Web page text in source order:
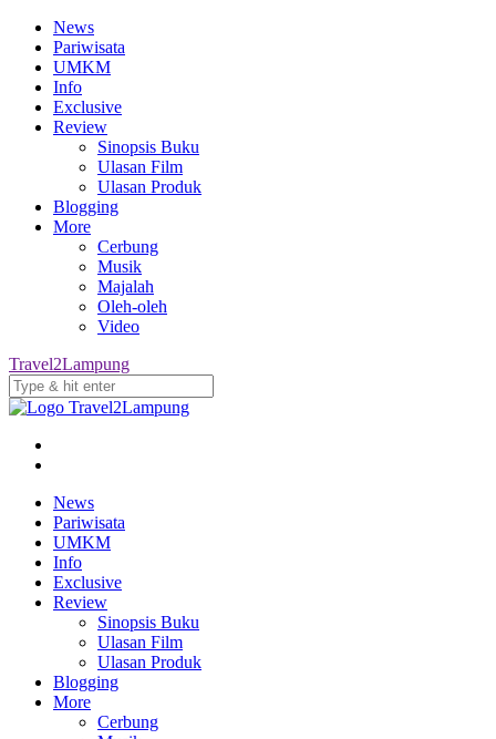
News
Pariwisata
UMKM
Info
Exclusive
Review
Sinopsis Buku
Ulasan Film
Ulasan Produk
Blogging
More
Cerbung
Musik
Majalah
Oleh-oleh
Video
Travel2Lampung
News
Pariwisata
UMKM
Info
Exclusive
Review
Sinopsis Buku
Ulasan Film
Ulasan Produk
Blogging
More
Cerbung